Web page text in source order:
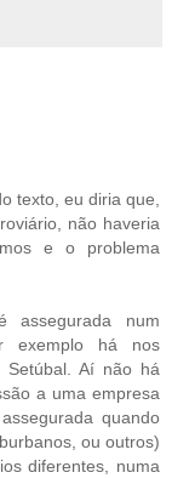
texto, eu diria que,
não haveria
e o problema
assegurada num
exemplo há nos
Setúbal. Aí não há
a uma empresa
quando
ou outros)
diferentes, numa